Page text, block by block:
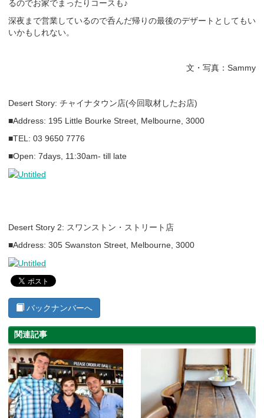
るのでお家でまったりコースも♪
深夜まで営業しているので呑んだ帰りの最後のデザートとしてもい
いかもしれない。
文・写真：Sammy
Desert Story: チャイナタウン店(今回取材したお店)
■Address: 195 Little Bourke Street, Melbourne, 3000
■TEL: 03 9650 7776
■Open: 7days, 11:30am- till late
Desert Story 2: スワンストン・ストリート店
■Address: 305 Swanston Street, Melbourne, 3000
バックナンバーへ
関連記事